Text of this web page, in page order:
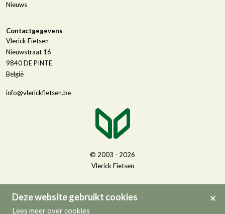
Deze website gebruikt cookies
Lees meer over cookies
Nieuws
Contactgegevens
Vlerick Fietsen
Nieuwstraat 16
9840DE PINTE
België
info@vlerickfietsen.be
© 2003 - 2026
Vlerick Fietsen